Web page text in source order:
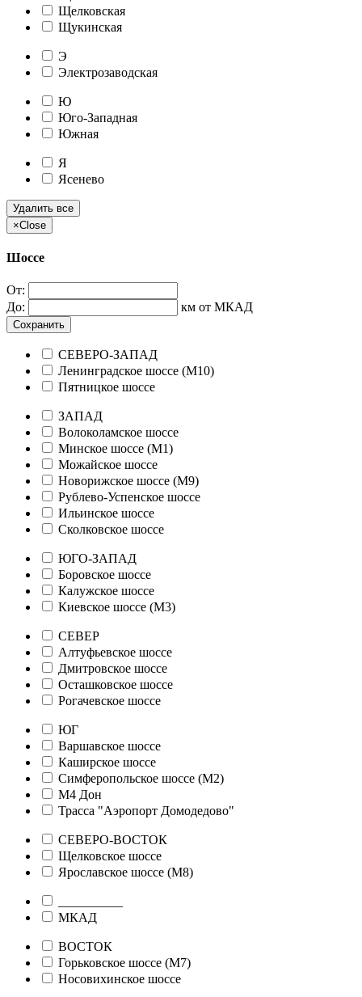
Щелковская
Щукинская
Э
Электрозаводская
Ю
Юго-Западная
Южная
Я
Ясенево
Удалить все
×Close
Шоссе
От:
До:
км от МКАД
Сохранить
СЕВЕРО-ЗАПАД
Ленинградское шоссе (М10)
Пятницкое шоссе
ЗАПАД
Волоколамское шоссе
Минское шоссе (М1)
Можайское шоссе
Новорижское шоссе (М9)
Рублево-Успенское шоссе
Ильинское шоссе
Сколковское шоссе
ЮГО-ЗАПАД
Боровское шоссе
Калужское шоссе
Киевское шоссе (М3)
СЕВЕР
Алтуфьевское шоссе
Дмитровское шоссе
Осташковское шоссе
Рогачевское шоссе
ЮГ
Варшавское шоссе
Каширское шоссе
Симферопольское шоссе (М2)
М4 Дон
Трасса "Аэропорт Домодедово"
СЕВЕРО-ВОСТОК
Щелковское шоссе
Ярославское шоссе (М8)
МКАД
ВОСТОК
Горьковское шоссе (М7)
Носовихинское шоссе